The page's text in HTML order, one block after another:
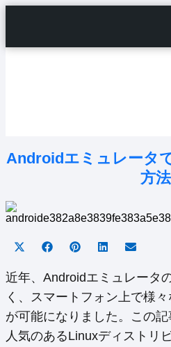
Androidエミュレータ
方法
Share
X
(Twitter)
Share
Facebook
Share
Pinterest
Share
LinkedInEmail
近年、Androidエミュレータ
く、スマートフォン上で様
が可能になりました。この
人気のあるLinuxディストリ